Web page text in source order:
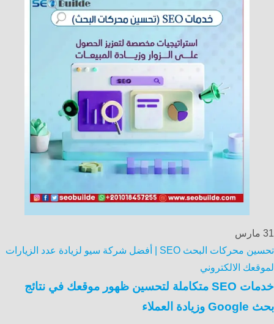
31 مارس
تحسين محركات البحث SEO | أفضل شركة سيو لزيادة عدد الزيارات
لموقعك الالكتروني
خدمات SEO متكاملة لتحسين ظهور موقعك في نتائج
بحث Google وزيادة العملاء